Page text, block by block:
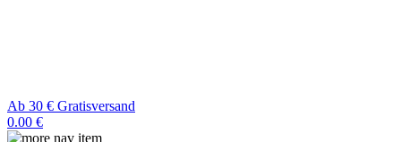
Ab 30 € Gratisversand
0.00 €